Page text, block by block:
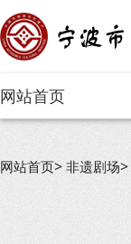
网站首页
网站首页 非遗剧场